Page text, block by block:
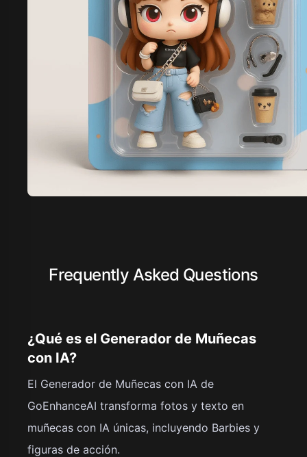
Frequently Asked Questions
¿Qué es el Generador de Muñecas
con IA?
El Generador de Muñecas con IA de
GoEnhanceAI transforma fotos y texto en
muñecas con IA únicas, incluyendo Barbies y
figuras de acción.